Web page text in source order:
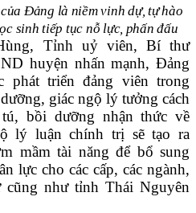
Đảng là niềm vinh dự, tự hào
sinh tiếp tục nỗ lực, phấn đấu
Tỉnh uỷ viên, Bí thư
huyện nhấn mạnh, Đảng
phát triển đảng viên trong
giác ngộ lý tưởng cách
bồi dưỡng nhận thức về
lý luận chính trị sẽ tạo ra
mầm tài năng để bổ sung
lực cho các cấp, các ngành,
như tỉnh Thái Nguyên